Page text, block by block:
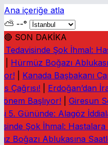
Ana içeriğe atla
⛅ --°
🔴 SON DAKİKA
Tedavisinde Şok İhmal:
Hürmüz Boğazı
Kanada Başbakanı
Çağrısı!
Erdoğan’dan
Başlıyor!
Giresun
5. Gününde: Alagöz
Şok İhmal: Hastalara
Boğazı Ablukasına